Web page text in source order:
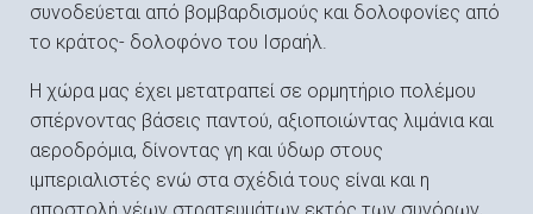
συνοδεύεται από βομβαρδισμούς και δολοφονίες από
το κράτος- δολοφόνο του Ισραήλ.
Η χώρα μας έχει μετατραπεί σε ορμητήριο πολέμου
σπέρνοντας βάσεις παντού, αξιοποιώντας λιμάνια και
αεροδρόμια, δίνοντας γη και ύδωρ στους
ιμπεριαλιστές ενώ στα σχέδιά τους είναι και η